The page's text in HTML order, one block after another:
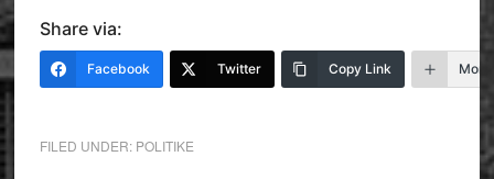
Share via:
Facebook Twitter Copy Link More
FILED UNDER: POLITIKE